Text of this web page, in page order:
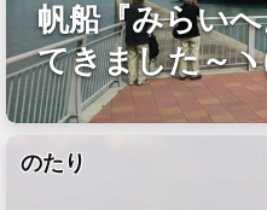
帆船『みらい
てきました～
のたり